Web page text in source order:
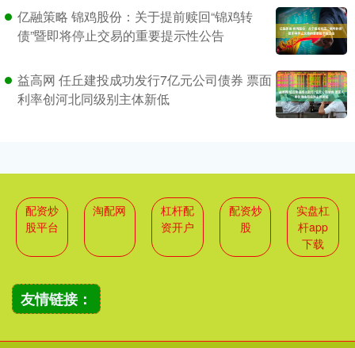
亿融策略 锦鸡股份：关于提前赎回“锦鸡转
债”暨即将停止交易的重要提示性公告
益高网 任丘建投成功发行7亿元公司债券 票面
利率创河北同级别主体新低
配资炒
股平台
淘配网
杠杆配
资开户
配资炒
股
实盘杠
杆app
下载
友情链接：